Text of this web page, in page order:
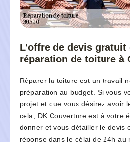
L’offre de devis gratuit
réparation de toiture à
Réparer la toiture est un travail
préparation au budget. Si vous
projet et que vous désirez avoir
cela, DK Couverture est à votre
donner et vous détailler le devis
réponse dans le délai de 24h au